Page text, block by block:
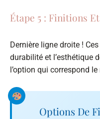
Étape 5 : Finitions
Dernière ligne droite !
durabilité et l’esthétique
l’option qui correspond
Options De